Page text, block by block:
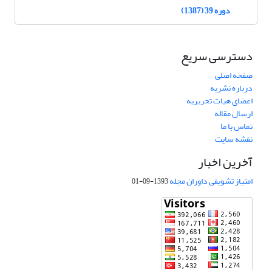
دوره 39 (1387)
دسترسی سریع
صفحه اصلی
درباره نشریه
اعضای هیات تحریریه
ارسال مقاله
تماس با ما
نقشه سایت
آخرین اخبار
امتیاز تشویقی داوران مجله1393-09-01